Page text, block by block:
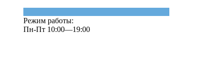
Режим работы:
Пн-Пт 10:00—19:00